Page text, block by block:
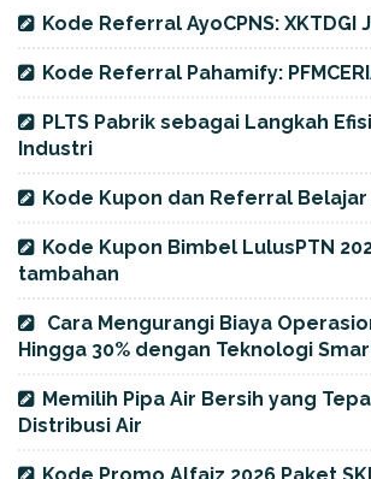
Kode Referral AyoCPNS: XKTDGI
Kode Referral Pahamify:
PLTS Pabrik sebagai Langkah
Industri
Kode Kupon dan Referral Belajar
Kode Kupon Bimbel LulusPTN
tambahan
Cara Mengurangi Biaya
Hingga 30% dengan Teknologi
Memilih Pipa Air Bersih yang
Distribusi Air